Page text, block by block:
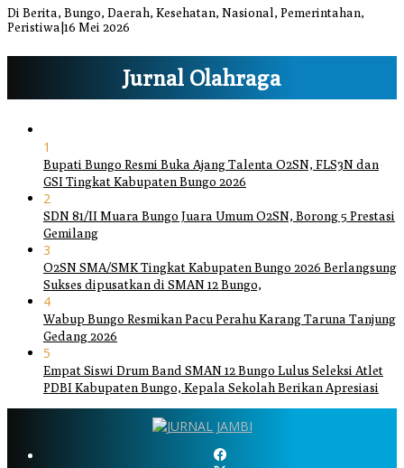
Di Berita, Bungo, Daerah, Kesehatan, Nasional, Pemerintahan,
Peristiwa 16 Mei 2026
Jurnal Olahraga
1
Bupati Bungo Resmi Buka Ajang Talenta O2SN, FLS3N dan
GSI Tingkat Kabupaten Bungo 2026
2
SDN 81/II Muara Bungo Juara Umum O2SN, Borong 5 Prestasi
Gemilang
3
O2SN SMA/SMK Tingkat Kabupaten Bungo 2026 Berlangsung
Sukses dipusatkan di SMAN 12 Bungo,
4
Wabup Bungo Resmikan Pacu Perahu Karang Taruna Tanjung
Gedang 2026
5
Empat Siswi Drum Band SMAN 12 Bungo Lulus Seleksi Atlet
PDBI Kabupaten Bungo, Kepala Sekolah Berikan Apresiasi